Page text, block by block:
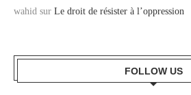
wahid sur Le droit de résister à l’oppression
FOLLOW US